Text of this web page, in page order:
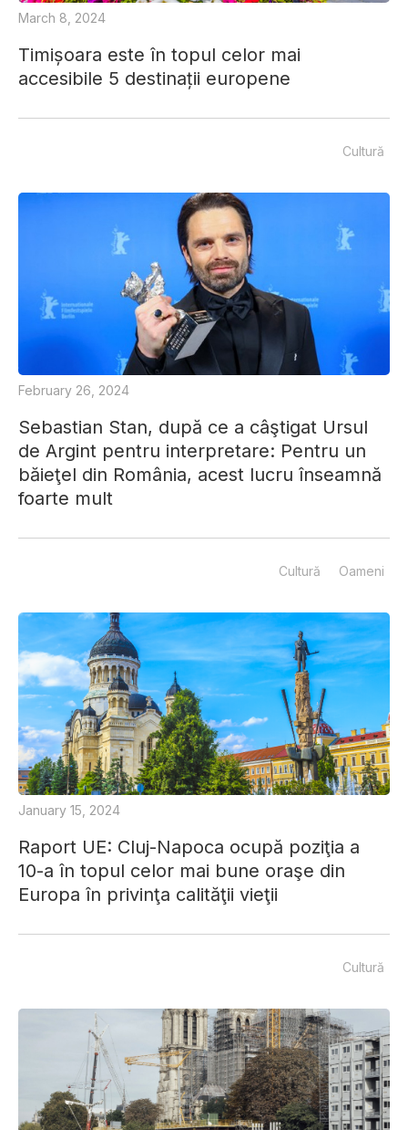
Timișoara este în topul celor mai
accesibile 5 destinații europene
March 8, 2024
Cultură
Sebastian Stan, după ce a câştigat Ursul
de Argint pentru interpretare: Pentru un
băieţel din România, acest lucru înseamnă
foarte mult
February 26, 2024
Cultură Oameni
Raport UE: Cluj-Napoca ocupă poziţia a
10-a în topul celor mai bune oraşe din
Europa în privinţa calităţii vieţii
January 15, 2024
Cultură